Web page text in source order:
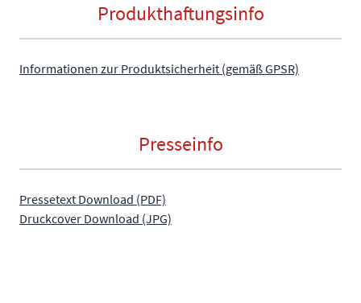
Produkthaftungsinfo
Informationen zur Produktsicherheit (gemäß GPSR)
Presseinfo
Pressetext Download (PDF)
Druckcover Download (JPG)